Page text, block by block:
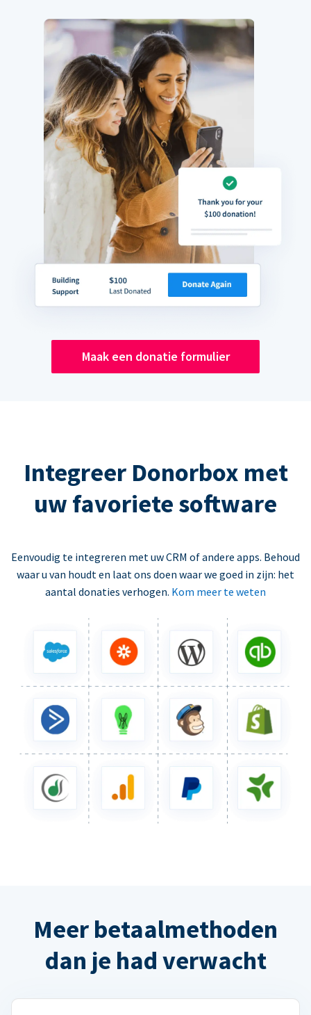
Maak een donatie formulier
Integreer Donorbox met
uw favoriete software
Eenvoudig te integreren met uw CRM of andere apps. Behoud
waar u van houdt en laat ons doen waar we goed in zijn: het
aantal donaties verhogen. Kom meer te weten
Meer betaalmethoden
dan je had verwacht